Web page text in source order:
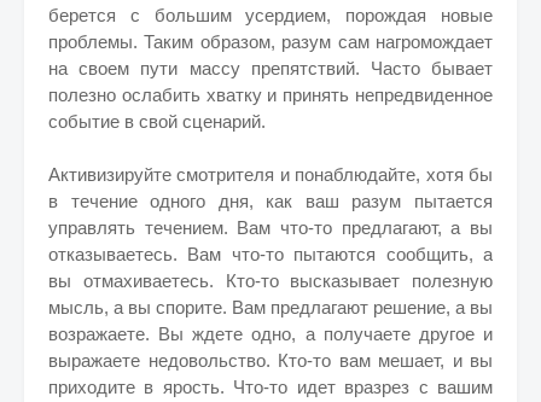
берется с большим усердием, порождая новые
проблемы. Таким образом, разум сам нагромождает
на своем пути массу препятствий. Часто бывает
полезно ослабить хватку и принять непредвиденное
событие в свой сценарий.
Активизируйте смотрителя и понаблюдайте, хотя бы
в течение одного дня, как ваш разум пытается
управлять течением. Вам что-то предлагают, а вы
отказываетесь. Вам что-то пытаются сообщить, а
вы отмахиваетесь. Кто-то высказывает полезную
мысль, а вы спорите. Вам предлагают решение, а вы
возражаете. Вы ждете одно, а получаете другое и
выражаете недовольство. Кто-то вам мешает, и вы
приходите в ярость. Что-то идет вразрез с вашим